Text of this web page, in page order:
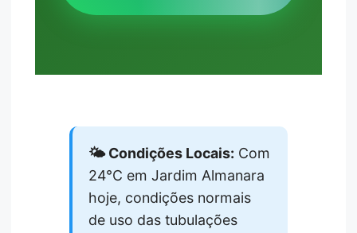
🌤️ Condições Locais: Com
24°C em Jardim Almanara
hoje, condições normais
de uso das tubulações